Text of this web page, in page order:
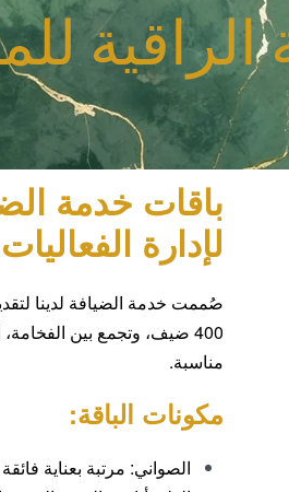
باقات خدمة
لإدارة الفعاليات
400 ضيف، وتجمع بين
مناسبة.
مكونات الباقة:
الصواني: مرتبة بعناية